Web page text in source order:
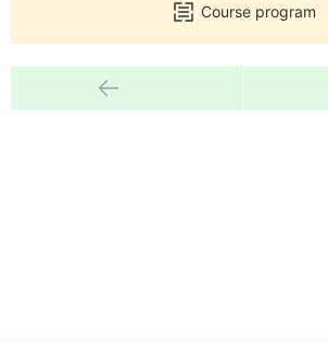
Course program